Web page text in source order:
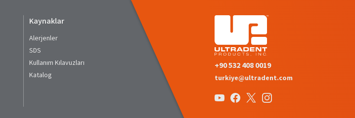
Kaynaklar
Alerjenler
SDS
Kullanım Kılavuzları​
Katalog
+90 532 408 0019
turkiye@ultradent.com